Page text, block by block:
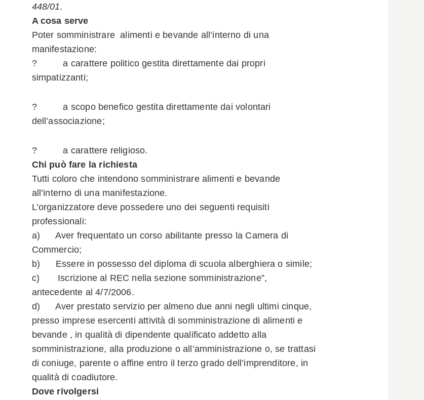
448/01.
A cosa serve
Poter somministrare alimenti e bevande all’interno di una
manifestazione:
? a carattere politico gestita direttamente dai propri
simpatizzanti;
? a scopo benefico gestita direttamente dai volontari
dell’associazione;
? a carattere religioso.
Chi può fare la richiesta
Tutti coloro che intendono somministrare alimenti e bevande
all’interno di una manifestazione.
L’organizzatore deve possedere uno dei seguenti requisiti
professionali:
a) Aver frequentato un corso abilitante presso la Camera di
Commercio;
b) Essere in possesso del diploma di scuola alberghiera o simile;
c) Iscrizione al REC nella sezione somministrazione”,
antecedente al 4/7/2006.
d) Aver prestato servizio per almeno due anni negli ultimi cinque,
presso imprese esercenti attività di somministrazione di alimenti e
bevande , in qualità di dipendente qualificato addetto alla
somministrazione, alla produzione o all’amministrazione o, se trattasi
di coniuge, parente o affine entro il terzo grado dell’imprenditore, in
qualità di coadiutore.
Dove rivolgersi